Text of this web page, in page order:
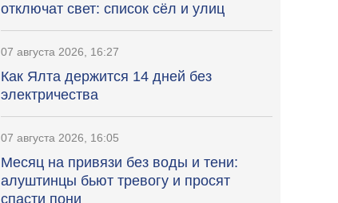
отключат свет: список сёл и улиц
07 августа 2026, 16:27
Как Ялта держится 14 дней без
электричества
07 августа 2026, 16:05
Месяц на привязи без воды и тени:
алуштинцы бьют тревогу и просят
спасти пони